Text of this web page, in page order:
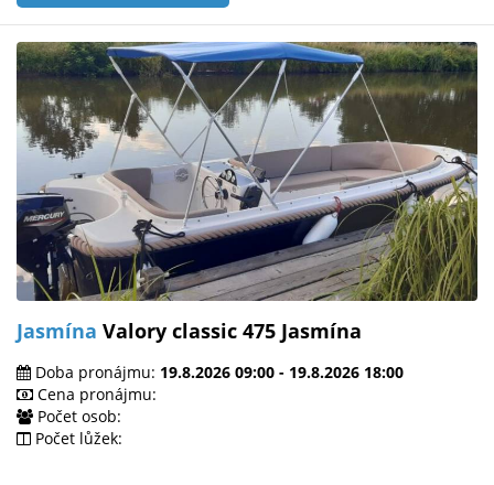
Jasmína Valory classic 475 Jasmína
Doba pronájmu: 19.8.2026 09:00 - 19.8.2026 18:00
Cena pronájmu:
Počet osob:
Počet lůžek: